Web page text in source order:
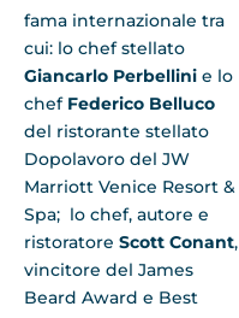
fama internazionale tra
cui: lo chef stellato
Giancarlo Perbellini e lo
chef Federico Belluco
del ristorante stellato
Dopolavoro del JW
Marriott Venice Resort &
Spa; lo chef, autore e
ristoratore Scott Conant,
vincitore del James
Beard Award e Best